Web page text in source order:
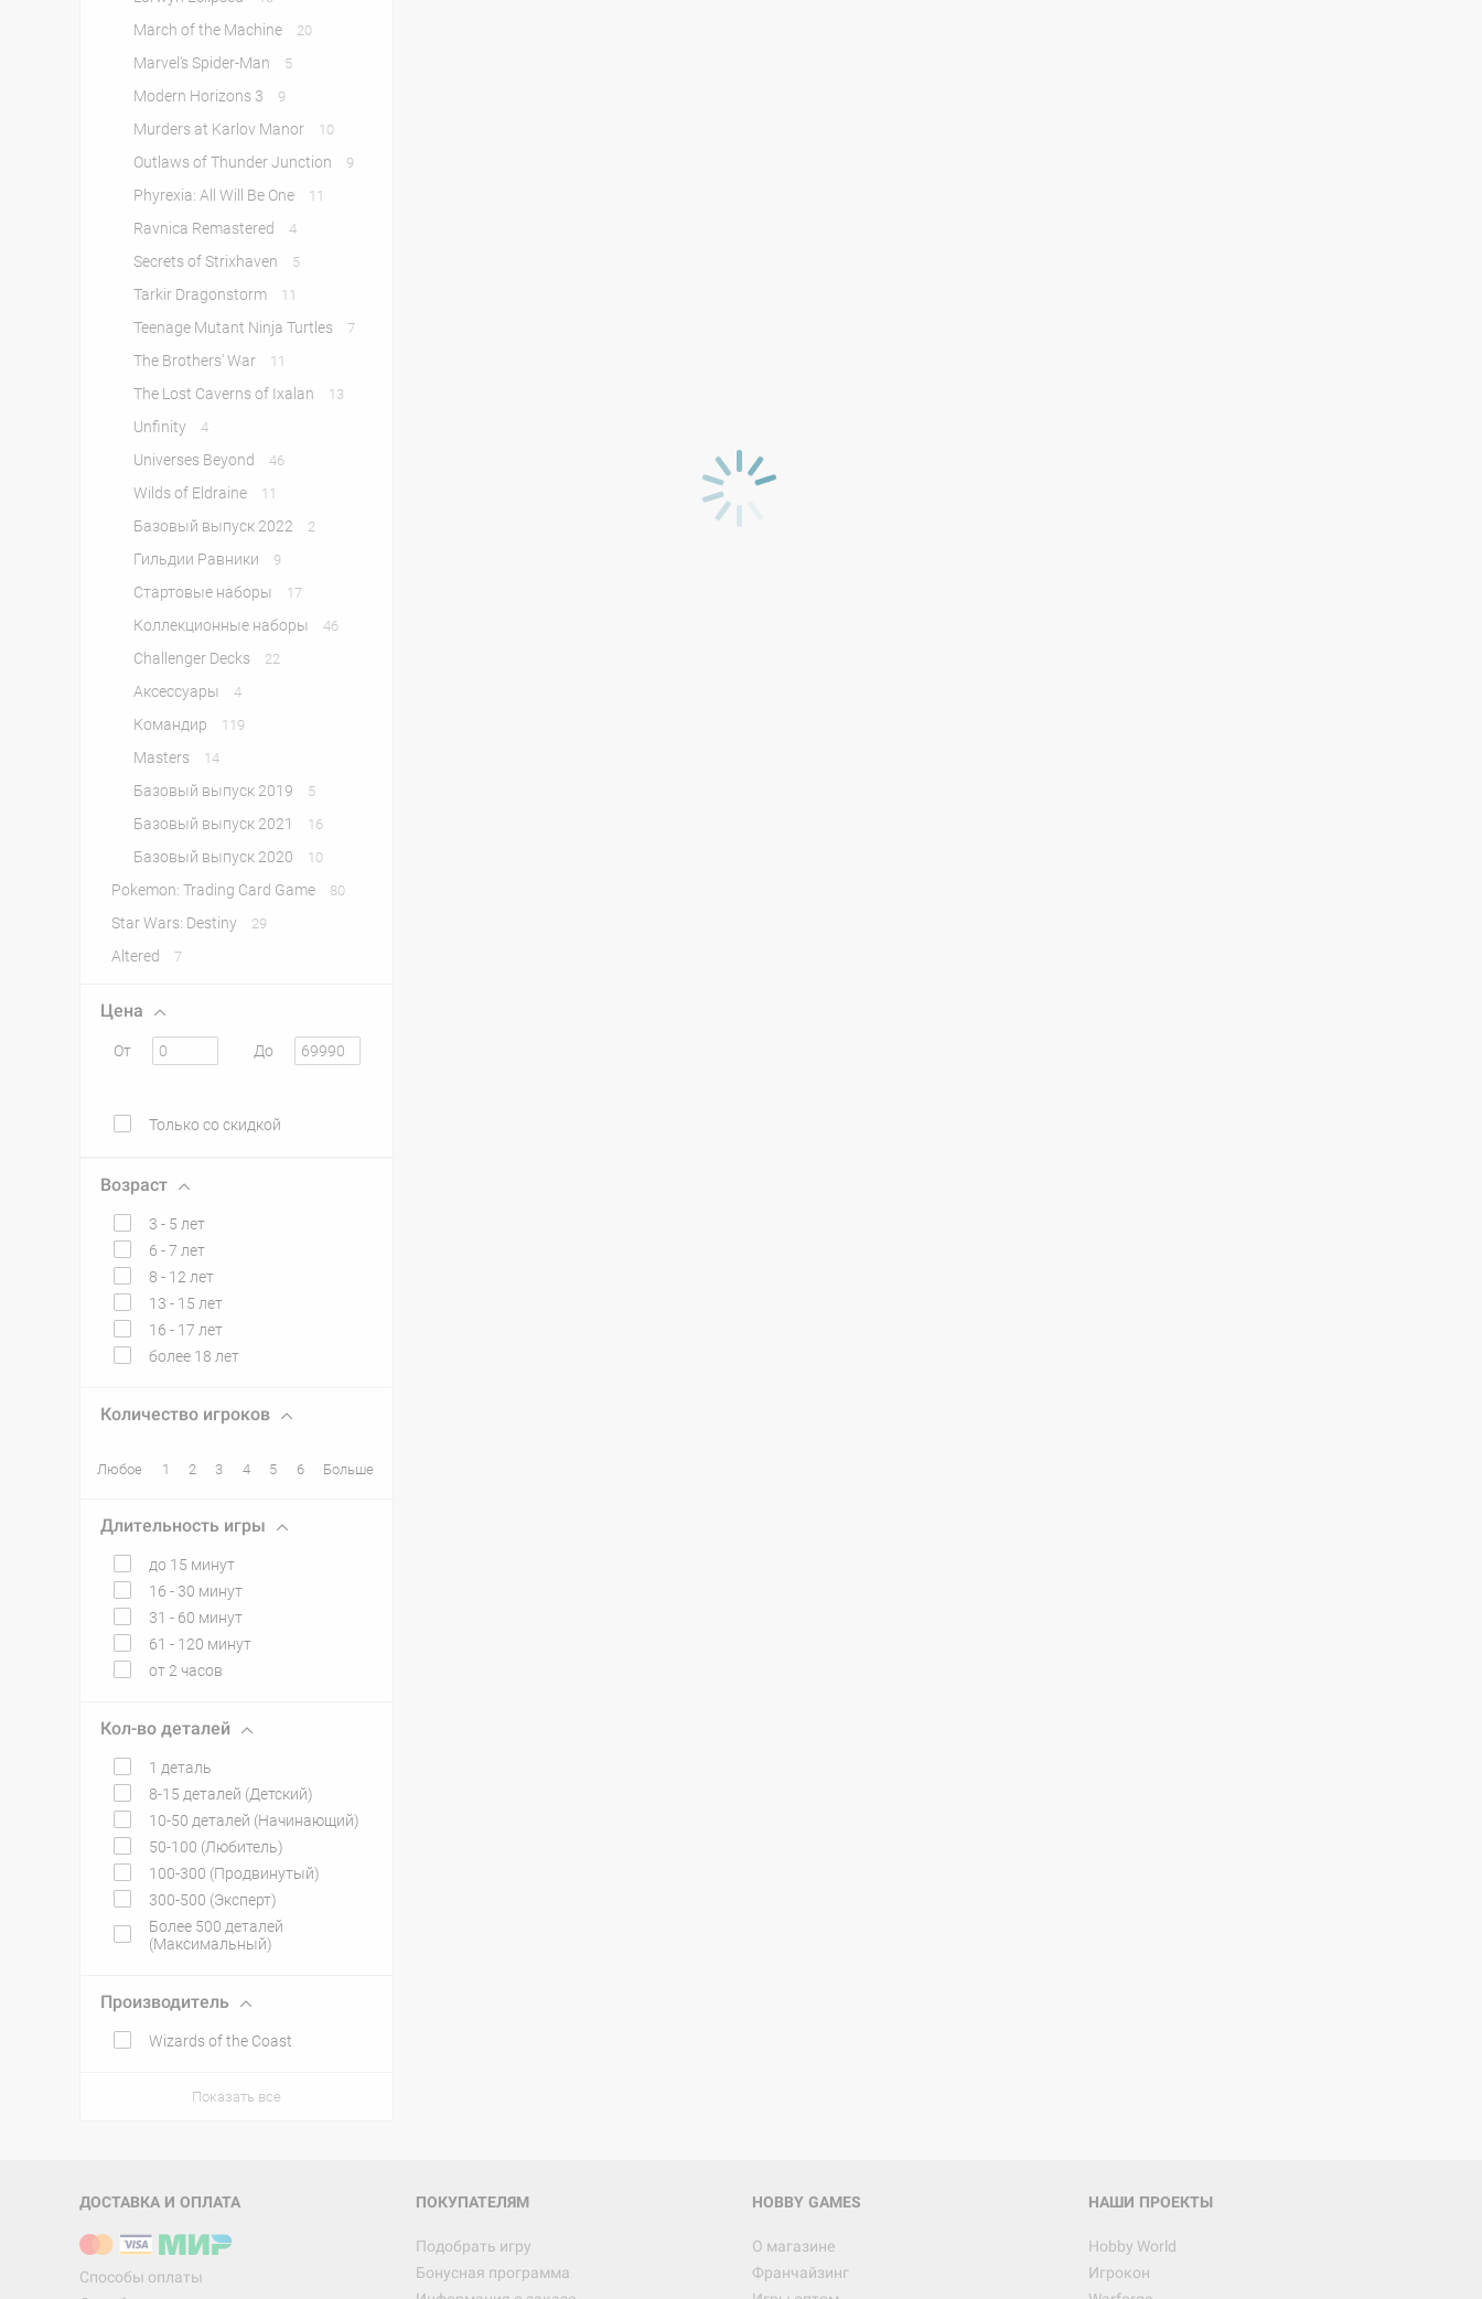
March of the Machine 20
Marvel's Spider-Man 5
Modern Horizons 3 9
Murders at Karlov Manor 10
Outlaws of Thunder Junction 9
Phyrexia: All Will Be One 11
Ravnica Remastered 4
Secrets of Strixhaven 5
Tarkir Dragonstorm 11
Teenage Mutant Ninja Turtles 7
The Brothers' War 11
The Lost Caverns of Ixalan 13
Unfinity 4
Universes Beyond 46
Wilds of Eldraine 11
Базовый выпуск 2022 2
Гильдии Равники 9
Стартовые наборы 17
Коллекционные наборы 46
Challenger Decks 22
Аксессуары 4
Командир 119
Masters 14
Базовый выпуск 2019 5
Базовый выпуск 2021 16
Базовый выпуск 2020 10
Pokemon: Trading Card Game 80
Star Wars: Destiny 29
Altered 7
Цена
От До
Только со скидкой
Возраст
3 - 5 лет
6 - 7 лет
8 - 12 лет
13 - 15 лет
16 - 17 лет
более 18 лет
Количество игроков
Любое 1 2 3 4 5 6 Больше
Длительность игры
до 15 минут
16 - 30 минут
31 - 60 минут
61 - 120 минут
от 2 часов
Кол-во деталей
1 деталь
8-15 деталей (Детский)
10-50 деталей (Начинающий)
50-100 (Любитель)
100-300 (Продвинутый)
300-500 (Эксперт)
Более 500 деталей
(Максимальный)
Производитель
Wizards of the Coast
Показать все
ДОСТАВКА И ОПЛАТА
Способы оплаты
ПОКУПАТЕЛЯМ
Подобрать игру
Бонусная программа
HOBBY GAMES
О магазине
Франчайзинг
НАШИ ПРОЕКТЫ
Hobby World
Игрокон